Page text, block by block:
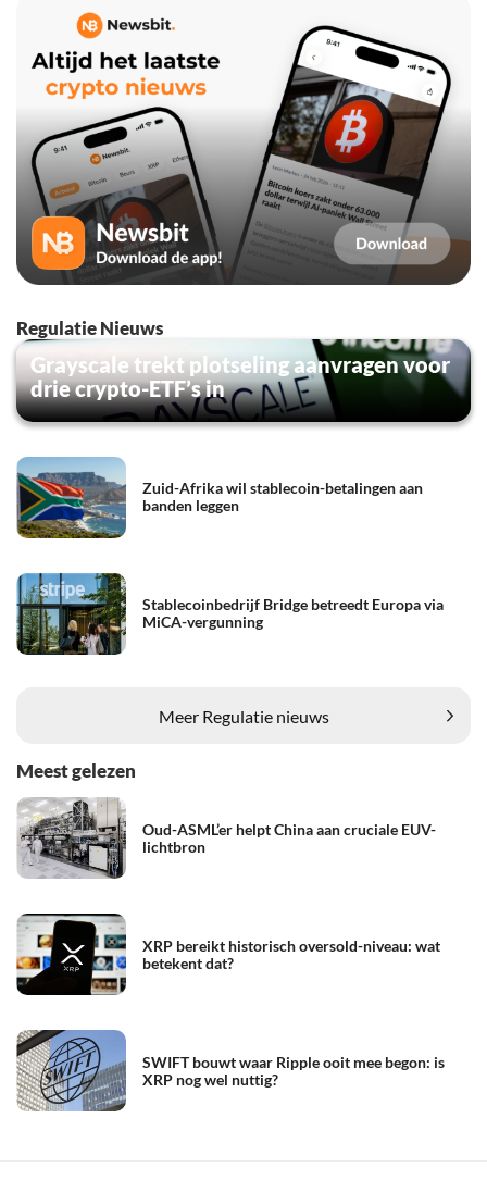
Regulatie Nieuws
Grayscale trekt plotseling aanvragen voor
drie crypto-ETF’s in
Zuid-Afrika wil stablecoin-betalingen aan
banden leggen
Stablecoinbedrijf Bridge betreedt Europa via
MiCA-vergunning
Meer Regulatie nieuws
Meest gelezen
Oud-ASML’er helpt China aan cruciale EUV-
lichtbron
XRP bereikt historisch oversold-niveau: wat
betekent dat?
SWIFT bouwt waar Ripple ooit mee begon: is
XRP nog wel nuttig?